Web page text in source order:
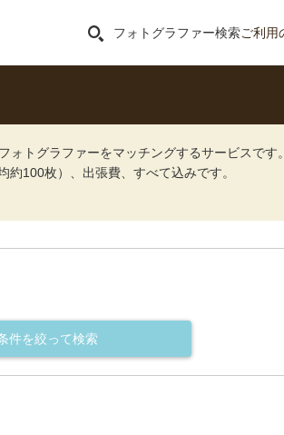
フォトグラファー検索ご利用
トグラファーをマッチングするサービスです。
100枚）、出張費、すべて込みです。
件を絞って検索